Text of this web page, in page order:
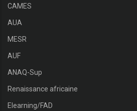
CAMES
AUA
MESR
AUF
ANAQ-Sup
Renaissance africaine
Elearning/FAD